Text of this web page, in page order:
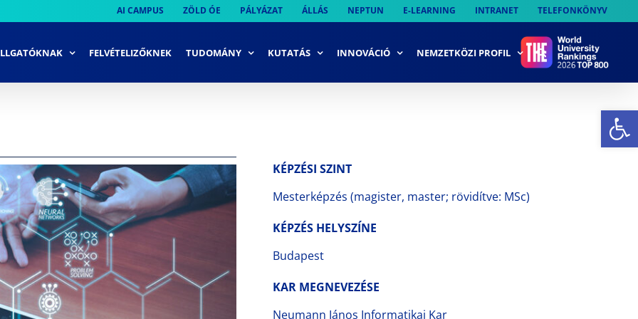
AI CAMPUS ZÖLD ÓE PÁLYÁZAT ÁLLÁS NEPTUN E-LEARNING INTRANET TELEFONKÖNYV
FELVÉTELIZŐKNEK TUDOMÁNY KUTATÁS INNOVÁCIÓ NEMZETKÖZI PROFIL
KÉPZÉSI SZINT
Mesterképzés (magister, master; rövidítve: MSc)
KÉPZÉS HELYSZÍNE
Budapest
KAR MEGNEVEZÉSE
Neumann János Informatikai Kar